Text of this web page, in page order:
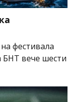
фестивала
БНТ вече шести